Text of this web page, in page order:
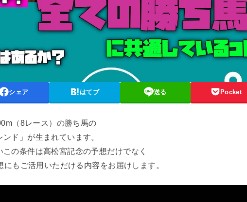
シェア はてブ 送る Pocket
（8レース）の勝ち馬の
ド」が生まれています。
の条件は高松宮記念の予想だけでなく
もご活用いただける内容をお届けします。